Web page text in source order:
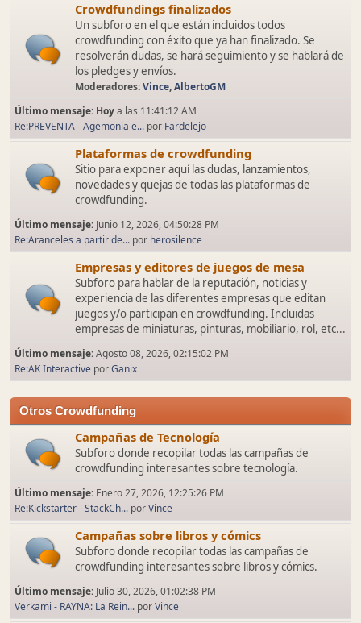
Crowdfundings finalizados
Un subforo en el que están incluidos todos
crowdfunding con éxito que ya han finalizado. Se
resolverán dudas, se hará seguimiento y se hablará de
los pledges y envíos.
Moderadores:Vince,AlbertoGM
Último mensaje: Hoya las 11:41:12 AM
Re:PREVENTA - Agemonia e... por Fardelejo
Plataformas de crowdfunding
Sitio para exponer aquí las dudas, lanzamientos,
novedades y quejas de todas las plataformas de
crowdfunding.
Último mensaje: Junio 12, 2026, 04:50:28 PM
Re:Aranceles a partir de... por herosilence
Empresas y editores de juegos de mesa
Subforo para hablar de la reputación, noticias y
experiencia de las diferentes empresas que editan
juegos y/o participan en crowdfunding. Incluidas
empresas de miniaturas, pinturas, mobiliario, rol, etc...
Último mensaje:Agosto 08, 2026, 02:15:02 PM
Re:AK Interactive porGanix
Otros Crowdfunding
Campañas de Tecnología
Subforo donde recopilar todas las campañas de
crowdfunding interesantes sobre tecnología.
Último mensaje: Enero 27, 2026, 12:25:26 PM
Re:Kickstarter - StackCh... porVince
Campañas sobre libros y cómics
Subforo donde recopilar todas las campañas de
crowdfunding interesantes sobre libros y cómics.
Último mensaje: Julio 30, 2026, 01:02:38 PM
Verkami - RAYNA: La Rein... porVince